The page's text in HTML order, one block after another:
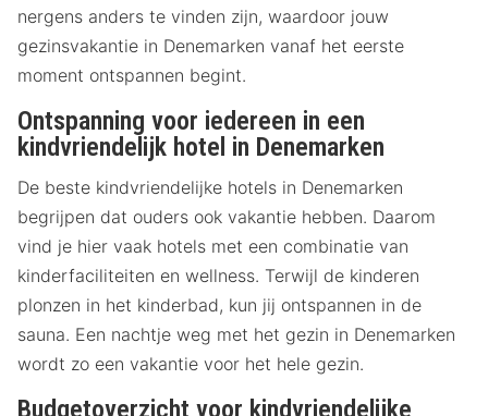
nergens anders te vinden zijn, waardoor jouw
gezinsvakantie in Denemarken vanaf het eerste
moment ontspannen begint.
Ontspanning voor iedereen in een
kindvriendelijk hotel in Denemarken
De beste kindvriendelijke hotels in Denemarken
begrijpen dat ouders ook vakantie hebben. Daarom
vind je hier vaak hotels met een combinatie van
kinderfaciliteiten en wellness. Terwijl de kinderen
plonzen in het kinderbad, kun jij ontspannen in de
sauna. Een nachtje weg met het gezin in Denemarken
wordt zo een vakantie voor het hele gezin.
Budgetoverzicht voor kindvriendelijke